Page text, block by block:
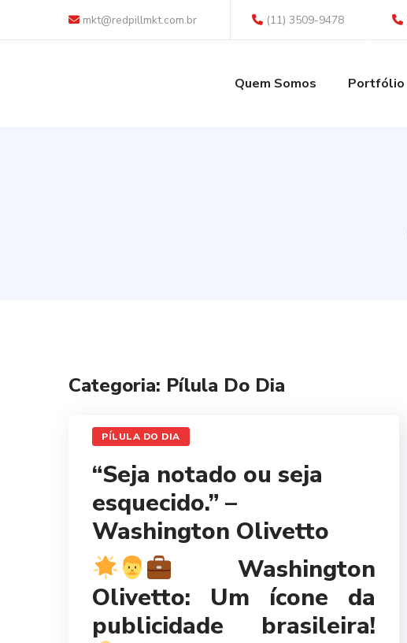
mkt@redpillmkt.com.br (11) 3509-9478
Quem Somos Portfólio
Categoria: Pílula Do Dia
PÍLULA DO DIA
“Seja notado ou seja
esquecido.” –
Washington Olivetto
Washington
Olivetto: Um ícone da
publicidade brasileira!